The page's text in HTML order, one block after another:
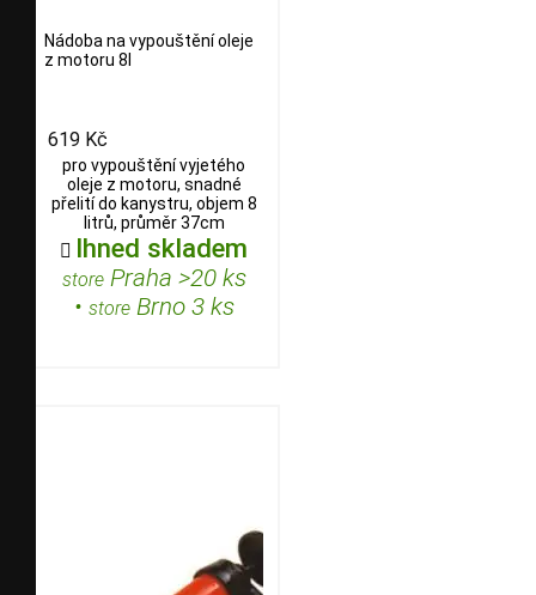
Nádoba na vypouštění oleje
z motoru 8l
619 Kč
pro vypouštění vyjetého
oleje z motoru, snadné
přelití do kanystru, objem 8
litrů, průměr 37cm
 Ihned skladem
storePraha >20 ks
• storeBrno 3 ks